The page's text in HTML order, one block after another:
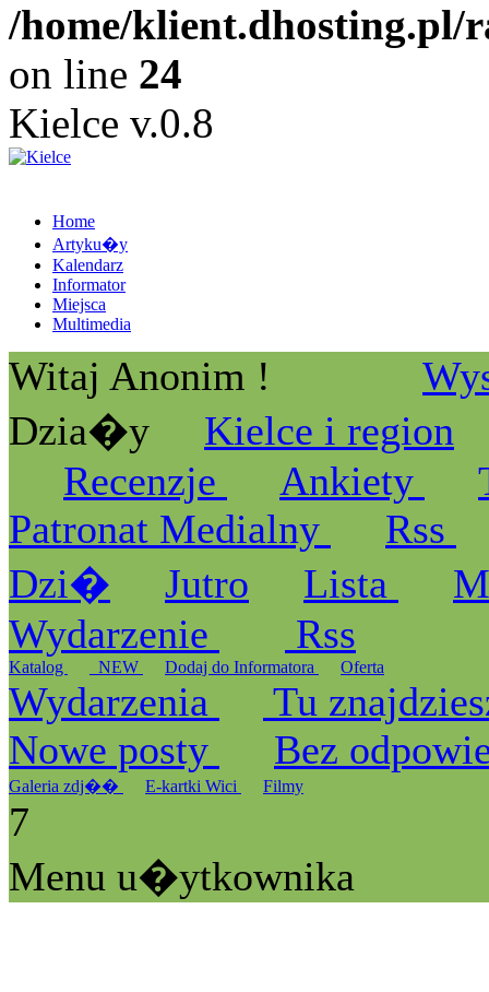
/home/klient.dhosting.pl/
on line 24
Kielce v.0.8
Home
Artyku�y
Kalendarz
Informator
Miejsca
Multimedia
Witaj Anonim !
Dzia�y
Kielce i region
Recenzje
Ankiety
Patronat Medialny
Rss
Dzi�
Jutro Lista
Wydarzenie
Rss
Katalog _NEW Dodaj do Informatora Oferta
Wydarzenia
Tu
Nowe posty
Bez
Galeria zdj�� E-kartki Wici Filmy
7
Menu u�ytkownika